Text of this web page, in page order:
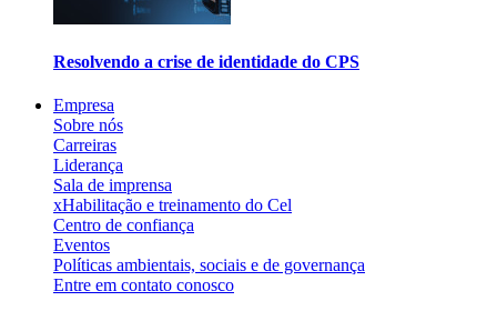
Resolvendo a crise de identidade do CPS
Empresa
Sobre nós
Carreiras
Liderança
Sala de imprensa
xHabilitação e treinamento do Cel
Centro de confiança
Eventos
Políticas ambientais, sociais e de governança
Entre em contato conosco